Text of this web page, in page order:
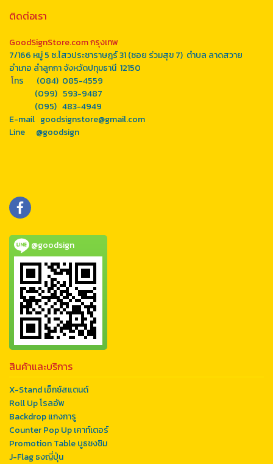
ติดต่อเรา
GoodSignStore.com กรุงเทพ
7/166 หมู่ 5 ซ.ไสวประชาราษฎร์ 31 (ซอย ร่วมสุข 7) ตำบล ลาดสวาย
อำเภอ ลำลูกกา จังหวัดปทุมธานี 12150
โทร (084) 085-4559
(099) 593-9487
(095) 483-4949
E-mail goodsignstore@gmail.com
Line @goodsign
@goodsign
สินค้าและบริการ
X-Stand เอ็กซ์สแตนด์
Roll Up โรลอัพ
Backdrop แกงการู
Counter Pop Up เคาท์เตอร์
Promotion Table บูธชงชิม
J-Flag ธงญี่ปุ่น